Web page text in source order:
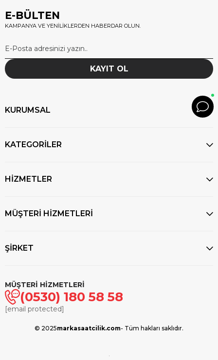
E-BÜLTEN
KAMPANYA VE YENİLİKLERDEN HABERDAR OLUN.
KAYIT OL
KURUMSAL
KATEGORİLER
HİZMETLER
MÜŞTERİ HİZMETLERİ
ŞİRKET
MÜŞTERİ HİZMETLERİ
(0530) 180 58 58
[email protected]
© 2025markasaatcilik.com- Tüm hakları saklıdır.